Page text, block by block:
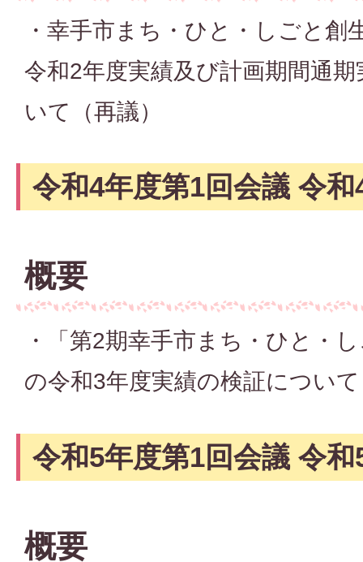
・幸手市まち・ひと・しごと創
令和2年度実績及び計画期間通
いて（再議）
令和4年度第1回会議 令
概要
・「第2期幸手市まち・ひと・
の令和3年度実績の検証について
令和5年度第1回会議 令
概要